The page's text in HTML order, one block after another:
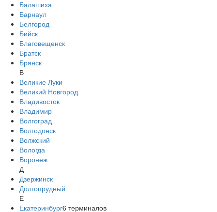
Балашиха
Барнаул
Белгород
Бийск
Благовещенск
Братск
Брянск
В
Великие Луки
Великий Новгород
Владивосток
Владимир
Волгоград
Волгодонск
Волжский
Вологда
Воронеж
Д
Дзержинск
Долгопрудный
Е
Екатеринбург6 терминалов